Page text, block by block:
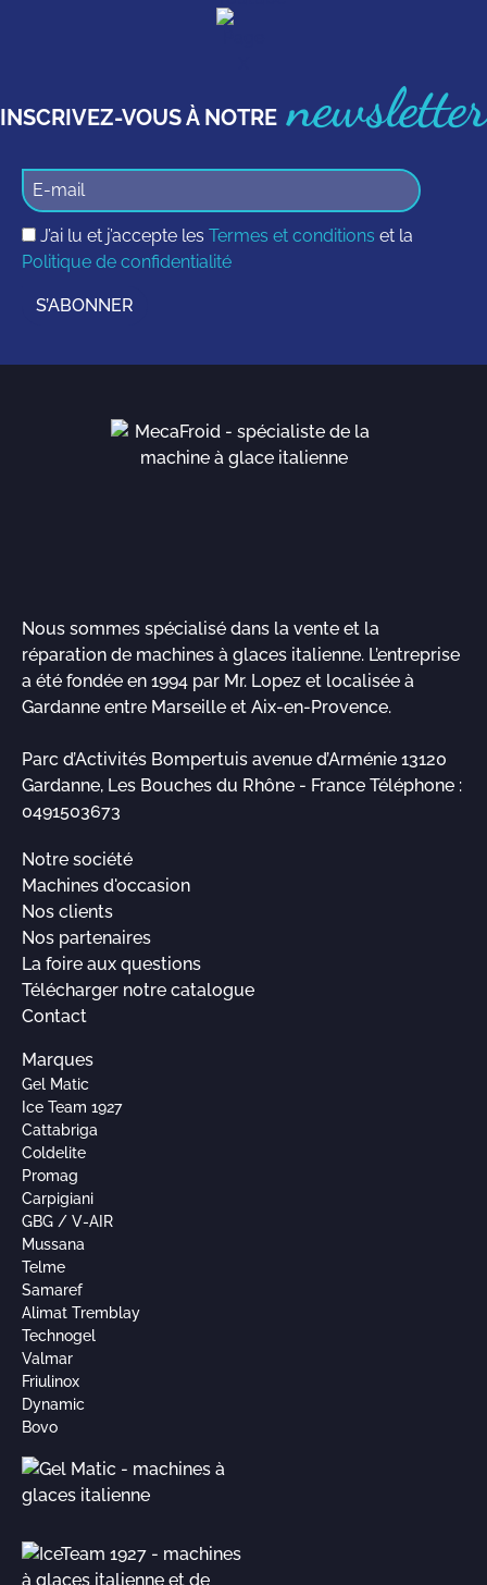
INSCRIVEZ-VOUS À NOTREnewsletter
J’ai lu et j’accepte les Termes et conditions et la
Politique de confidentialité
S’ABONNER
Nous sommes spécialisé dans la vente et la
réparation de machines à glaces italienne. L’entreprise
a été fondée en 1994 par Mr. Lopez et localisée à
Gardanne entre Marseille et Aix-en-Provence.
Parc d’Activités Bompertuis avenue d’Arménie 13120
Gardanne, Les Bouches du Rhône - France Téléphone :
0491503673
Notre société
Machines d'occasion
Nos clients
Nos partenaires
La foire aux questions
Télécharger notre catalogue
Contact
Marques
Gel Matic
Ice Team 1927
Cattabriga
Coldelite
Promag
Carpigiani
GBG / V-AIR
Mussana
Telme
Samaref
Alimat Tremblay
Technogel
Valmar
Friulinox
Dynamic
Bovo